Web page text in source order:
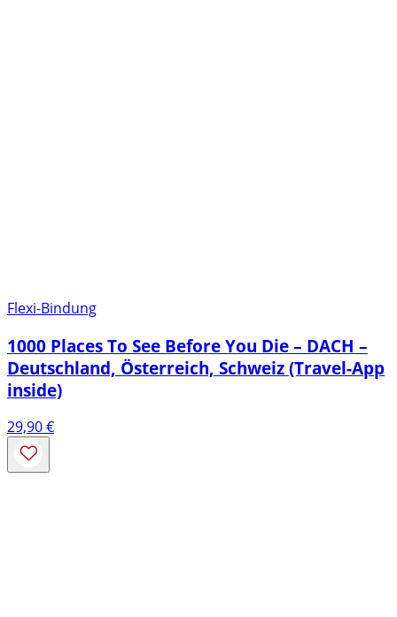
Flexi-Bindung
1000 Places To See Before You Die – DACH –
Deutschland, Österreich, Schweiz (Travel-App
inside)
29,90€